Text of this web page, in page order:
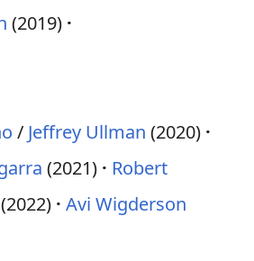
(2019)
/ Jeffrey Ullman (2020)
(2021)
Robert
(2022) Avi Wigderson